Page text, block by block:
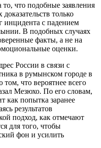
что подобные заявления
только
инцидента с падением
В подобных случаях
факты, а не на
оценки.
России в связи с
в румынском городе в
что вероятнее всего
Мезюхо. По его словам,
как попытка заранее
результатов
подход, как отмечают
для того, чтобы
фон и усилить